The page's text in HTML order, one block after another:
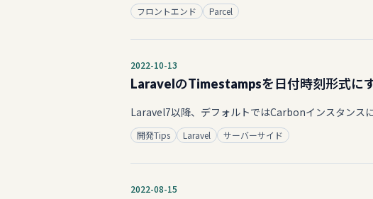
フロントエンド Parcel
2022-10-13
LaravelのTimestampsを日付時刻形式に
Laravel7以降、デフォルトではCarbonインスタンス
開発Tips Laravel サーバーサイド
2022-08-15